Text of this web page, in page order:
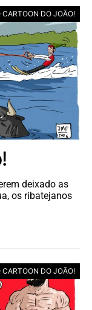
CARTOON DO JOÃO!
deixado as
os ribatejanos
CARTOON DO JOÃO!